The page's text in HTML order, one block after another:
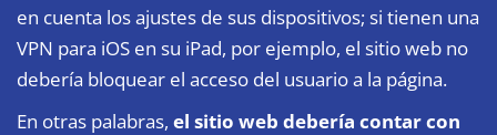
en cuenta los ajustes de sus dispositivos; si tienen una
VPN para iOS en su iPad, por ejemplo, el sitio web no
debería bloquear el acceso del usuario a la página.
En otras palabras, el sitio web debería contar con